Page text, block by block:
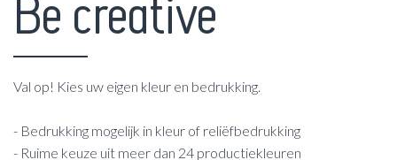
Be creative
Val op! Kies uw eigen kleur en bedrukking.
- Bedrukking mogelijk in kleur of reliëfbedrukking
- Ruime keuze uit meer dan 24 productiekleuren